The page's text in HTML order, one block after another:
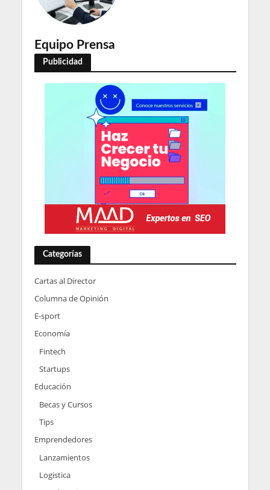
Equipo Prensa
Publicidad
Categorías
Cartas al Director
Columna de Opinión
E-sport
Economía
Fintech
Startups
Educación
Becas y Cursos
Tips
Emprendedores
Lanzamientos
Logistica